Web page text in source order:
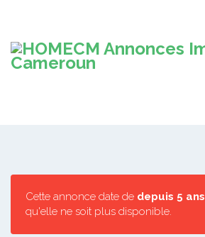
Cette annonce date de depuis 5 ans
qu'elle ne soit plus disponible.